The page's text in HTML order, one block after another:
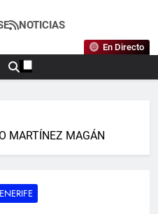
DE
TENIS
La Federación Canaria De
NOTICIAS
En Directo
MARTÍNEZ MAGÁN